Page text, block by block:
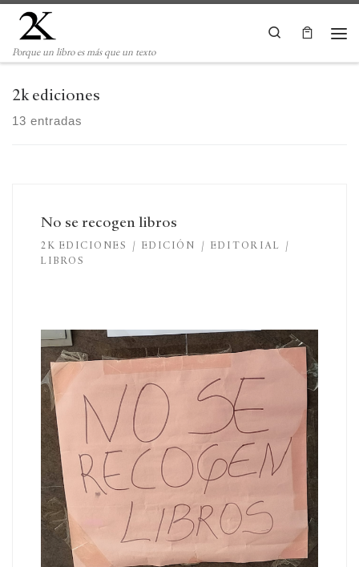
Saltar al contenido
Porque un libro es más que un texto
Search
2k ediciones
13 entradas
No se recogen libros
2K EDICIONES EDICIÓN
EDITORIAL
LIBROS